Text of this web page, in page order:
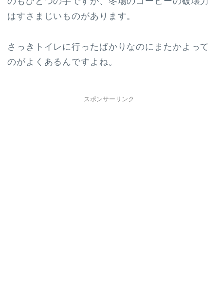
はすさまじいものがあります。
さっきトイレに行ったばかりなのにまたかよって
のがよくあるんですよね。
スポンサーリンク